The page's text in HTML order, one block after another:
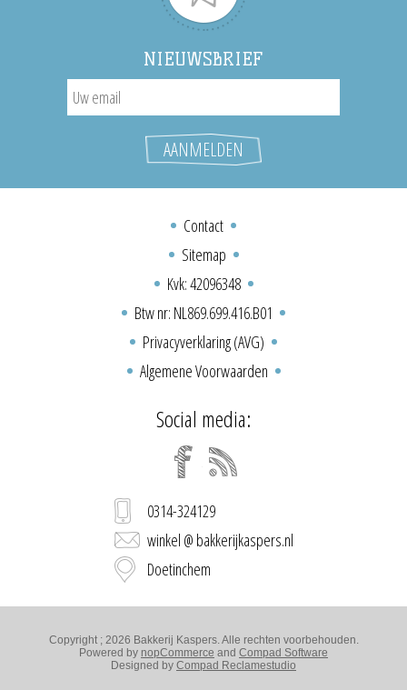
NIEUWSBRIEF
Contact
Sitemap
Kvk: 42096348
Btw nr: NL869.699.416.B01
Privacyverklaring (AVG)
Algemene Voorwaarden
Social media:
0314-324129
winkel @ bakkerijkaspers.nl
Doetinchem
Copyright ; 2026 Bakkerij Kaspers. Alle rechten voorbehouden.
Powered by nopCommerce and Compad Software
Designed by Compad Reclamestudio